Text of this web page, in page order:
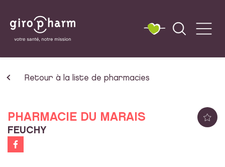
Retour à la liste de pharmacies
PHARMACIE DU MARAIS
FEUCHY